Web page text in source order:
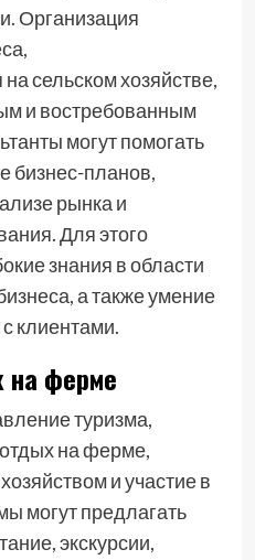
Организация
сельском хозяйстве,
и востребованным
могут помогать
бизнес-планов,
рынка и
Для этого
знания в области
а также умение
клиентами.
на ферме
туризма,
на ферме,
и участие в
могут предлагать
экскурсии,